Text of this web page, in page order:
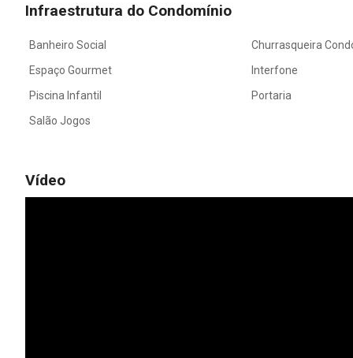
Infraestrutura do Condomínio
Banheiro Social
Churrasqueira
Espaço Gourmet
Interfone
Piscina Infantil
Portaria
Salão Jogos
Vídeo